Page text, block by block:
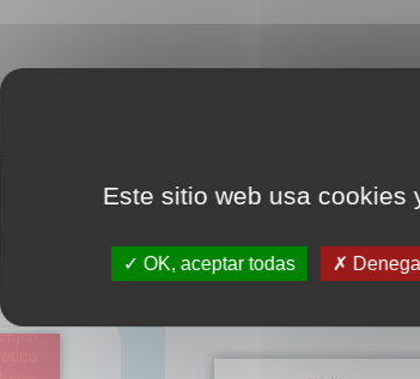
Este sitio web usa cookies
OK, aceptar todas